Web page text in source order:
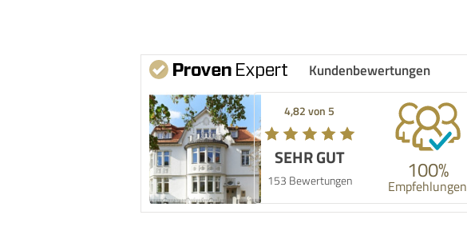
Kundenbewertungen
4,82 von 5
SEHR GUT
153 Bewertungen 100%
Empfehlungen